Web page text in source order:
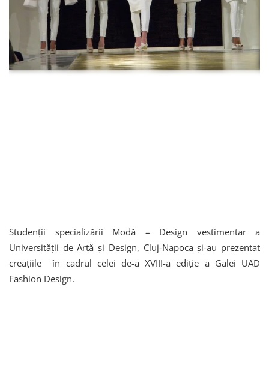
Studenţii specializării Modă – Design vestimentar a
Universităţii de Artă şi Design, Cluj-Napoca şi-au prezentat
creaţiile în cadrul celei de-a XVIII-a ediţie a Galei UAD
Fashion Design.